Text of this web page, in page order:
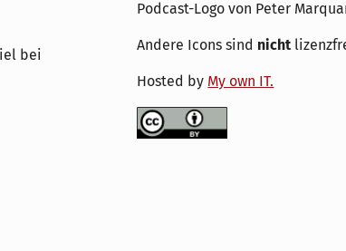
bei
Podcast-Logo von Peter
Andere Icons sind nicht
Hosted by My own IT.